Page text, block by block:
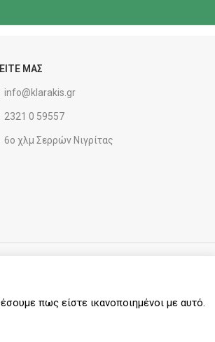
ΜΑΣ
info@klarakis.gr
2321 0 59557
6ο χλμ Σερρών Νιγρίτας
πως είστε ικανοποιημένοι με αυτό.